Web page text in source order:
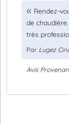
Rendez-
de
très
Par Lugez
Avis